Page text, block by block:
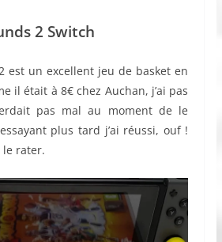
2 Switch
est un excellent jeu de basket en
il était à 8€ chez Auchan, j’ai pas
pas mal au moment de le
plus tard j’ai réussi, ouf !
le rater.